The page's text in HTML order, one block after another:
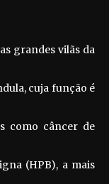
grandes vilãs da
cuja função é
como câncer de
(HPB), a mais